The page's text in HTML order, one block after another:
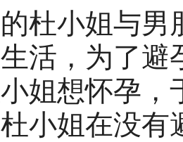
小姐与男
活，为了避
姐想怀孕，
小姐在没有